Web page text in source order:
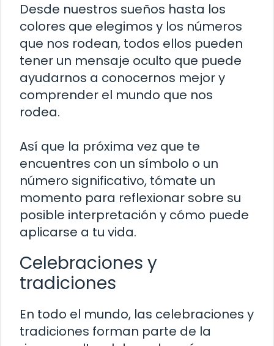
Desde nuestros sueños hasta los
colores que elegimos y los números
que nos rodean, todos ellos pueden
tener un mensaje oculto que puede
ayudarnos a conocernos mejor y
comprender el mundo que nos
rodea.
Así que la próxima vez que te
encuentres con un símbolo o un
número significativo, tómate un
momento para reflexionar sobre su
posible interpretación y cómo puede
aplicarse a tu vida.
Celebraciones y
tradiciones
En todo el mundo, las celebraciones y
tradiciones forman parte de la